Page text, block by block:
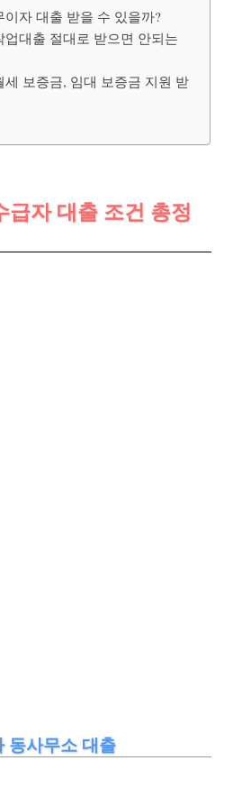
자 대출 받을 수 있을까?
대출 절대로 받으면 안되는
보증금, 임대 보증금 지원 받
급자 대출 조건 총정
동사무소 대출